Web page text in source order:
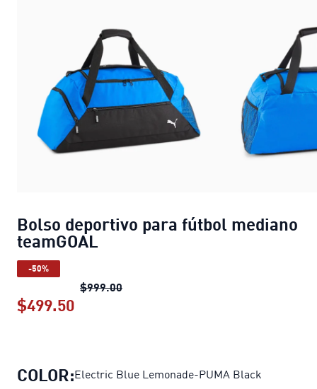
Bolso deportivo para fútbol mediano
teamGOAL
-50%
$999.00Bolso deportivo para fútbol mediano
$499.50
COLOR:Electric Blue Lemonade-PUMA Black